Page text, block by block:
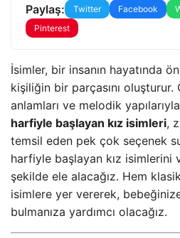
Paylaş: Twitter Facebook
Pinterest
İsimler, bir insanın hayatında
kişiliğin bir parçasını oluşturur.
anlamları ve melodik
harfiyle başlayan kız isimleri,
temsil eden pek çok seçenek
harfiyle başlayan kız isimlerini
şekilde ele alacağız. Hem
isimlere yer vererek,
bulmanıza yardımcı olacağız.